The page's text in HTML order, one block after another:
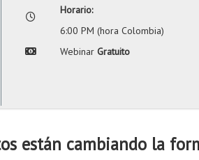
Horario:
6:00 PM (hora Colombia)
Webinar Gratuito
están cambiando la